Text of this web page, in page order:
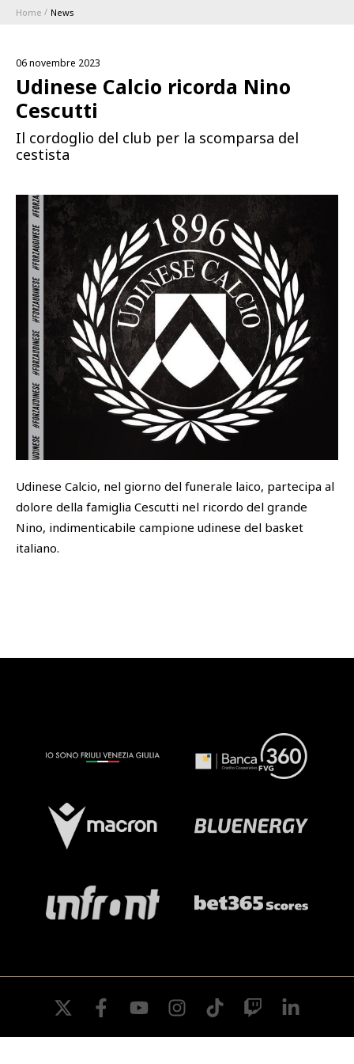
1896 MEMBERSHIP PROGRAM
Serie A
Coppa Italia
Calendari e Risultati
Classifiche
Academy
Cattedra Universidad Europea
Esports
BLUENERGY STADIUM
MEETING CENTER
SPONSOR
SQUADRE
SHOP
PHOTOGALLERY
Home News
06 novembre 2023
Udinese Calcio ricorda Nino
Cescutti
Il cordoglio del club per la scomparsa del
cestista
Udinese Calcio, nel giorno del funerale laico, partecipa al
dolore della famiglia Cescutti nel ricordo del grande
Nino, indimenticabile campione udinese del basket
italiano.
twitter facebookyoutube instagramtiktok twitch